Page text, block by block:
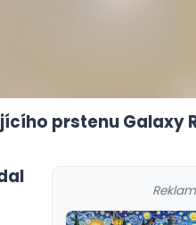
prstenu Galaxy